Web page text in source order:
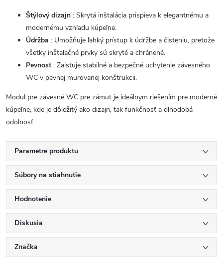
Štýlový dizajn : Skrytá inštalácia prispieva k elegantnému a
modernému vzhľadu kúpeľne.
Údržba : Umožňuje ľahký prístup k údržbe a čisteniu, pretože
všetky inštalačné prvky sú skryté a chránené.
Pevnosť : Zaisťuje stabilné a bezpečné uchytenie závesného
WC v pevnej murovanej konštrukcii.
Modul pre závesné WC pre zámut je ideálnym riešením pre moderné
kúpeľne, kde je dôležitý ako dizajn, tak funkčnosť a dlhodobá
odolnosť.
Parametre produktu
Súbory na stiahnutie
Hodnotenie
Diskusia
Značka